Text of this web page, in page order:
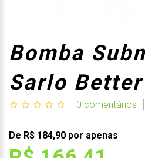
Bomba
Sarlo
0 comentários
De R$ 184,90 por apenas